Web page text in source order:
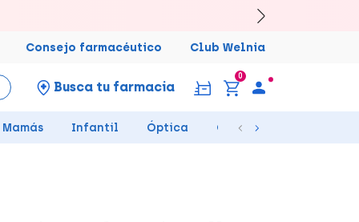
Consejo farmacéutico Club Welnia
Busca tu farmacia
0
Mamás Infantil Óptica Ortopedia